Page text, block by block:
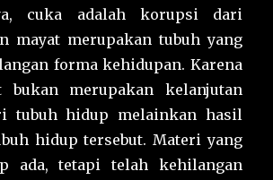
cuka adalah korupsi dari
mayat merupakan tubuh yang
forma kehidupan. Karena
bukan merupakan kelanjutan
tubuh hidup melainkan hasil
hidup tersebut. Materi yang
ada, tetapi telah kehilangan